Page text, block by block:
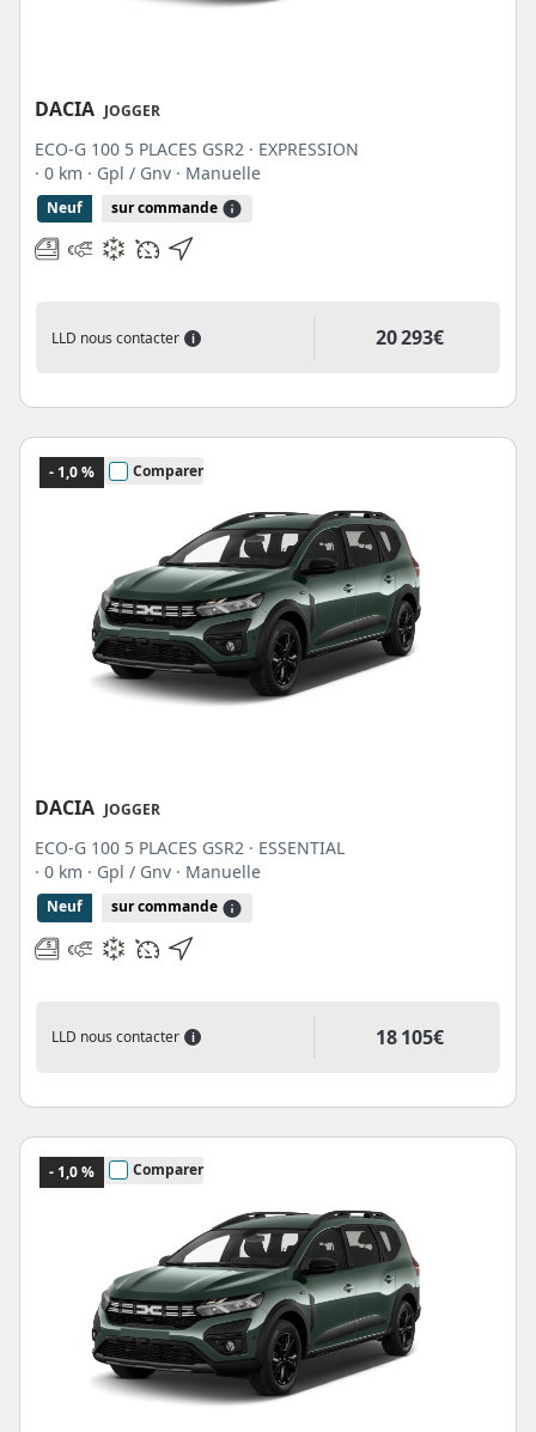
DACIA JOGGER
ECO-G 100 5 PLACES GSR2 · EXPRESSION
· 0 km · Gpl / Gnv · Manuelle
Neuf sur commande
LLD nous contacter i 20 293€
- 1,0 % Comparer
DACIA JOGGER
ECO-G 100 5 PLACES GSR2 · ESSENTIAL
· 0 km · Gpl / Gnv · Manuelle
Neuf sur commande
LLD nous contacter i 18 105€
- 1,0 % Comparer